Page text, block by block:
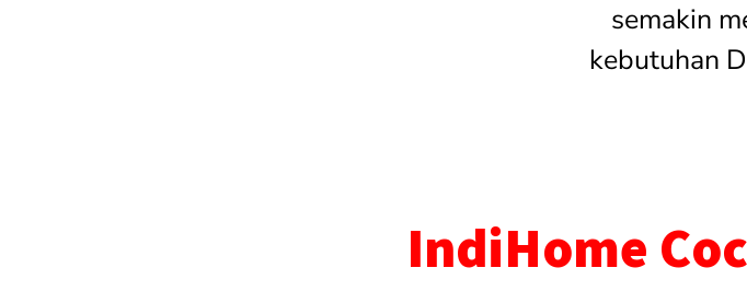
semakin
kebutuhan
IndiHome